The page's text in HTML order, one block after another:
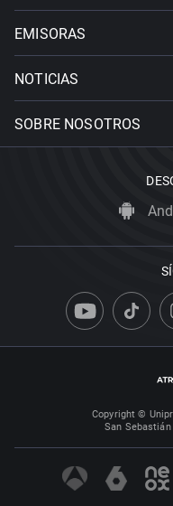
EMISORAS
NOTICIAS
SOBRE NOSOTROS
Copyright ©
San